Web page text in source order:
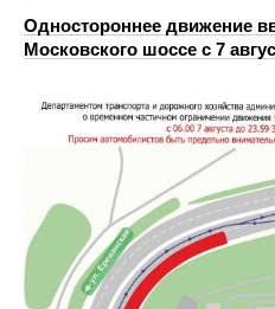
Одностороннее движение
Московского шоссе с 7